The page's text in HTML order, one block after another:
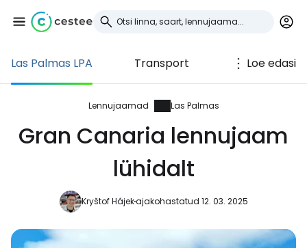
Las Palmas LPA Transport Loe edasi
Lennujaamad Las Palmas
Gran Canaria lennujaam
lühidalt
Kryštof Hájekajakohastatud 12. 03. 2025
Logi sisse
Cestee'sse
... ülemaailmne reisikogukond
Jätka Facebookiga